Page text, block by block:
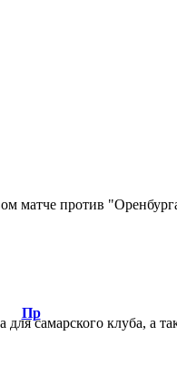
матче против
самарского клуба, а
Пр